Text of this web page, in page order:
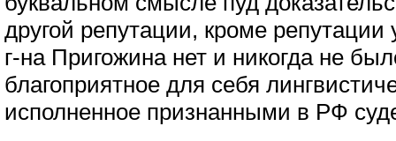
другой репутации, кроме
г-на Пригожина нет и никогда не
благоприятное для себя
исполненное признанными в РФ